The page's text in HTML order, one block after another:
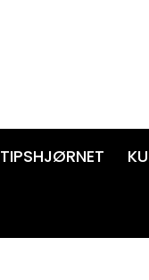
TIPSHJØRNET